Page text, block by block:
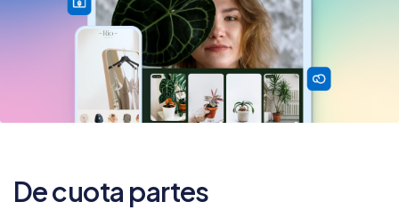
De cuota partes